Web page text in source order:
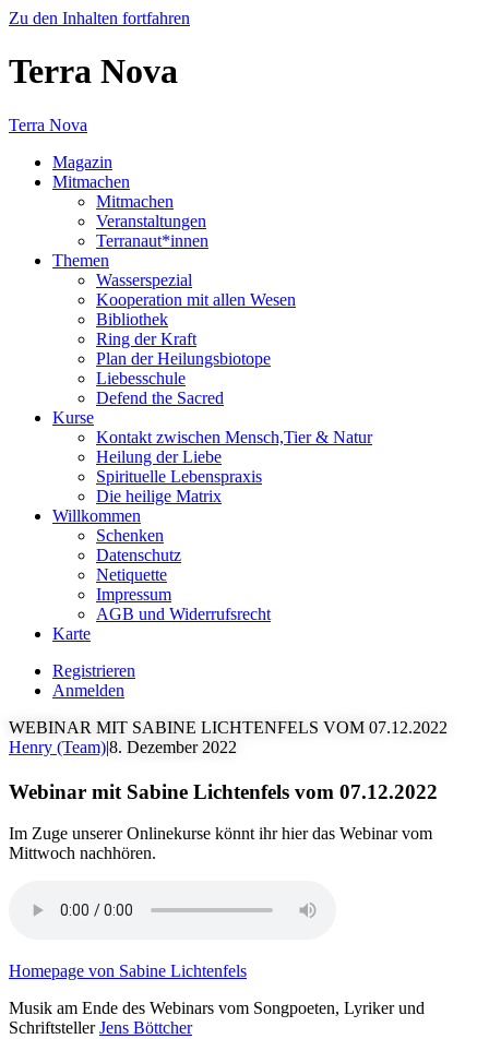
Zu den Inhalten fortfahren
Terra Nova
Terra Nova
Magazin
Mitmachen
Mitmachen
Veranstaltungen
Terranaut*innen
Themen
Wasserspezial
Kooperation mit allen Wesen
Bibliothek
Ring der Kraft
Plan der Heilungsbiotope
Liebesschule
Defend the Sacred
Kurse
Kontakt zwischen Mensch,Tier & Natur
Heilung der Liebe
Spirituelle Lebenspraxis
Die heilige Matrix
Willkommen
Schenken
Datenschutz
Netiquette
Impressum
AGB und Widerrufsrecht
Karte
Registrieren
Anmelden
WEBINAR MIT SABINE LICHTENFELS VOM 07.12.2022
Henry (Team)|8. Dezember 2022
Webinar mit Sabine Lichtenfels vom 07.12.2022
Im Zuge unserer Onlinekurse könnt ihr hier das Webinar vom
Mittwoch nachhören.
Homepage von Sabine Lichtenfels
Musik am Ende des Webinars vom Songpoeten, Lyriker und
SchriftstellerJens Böttcher